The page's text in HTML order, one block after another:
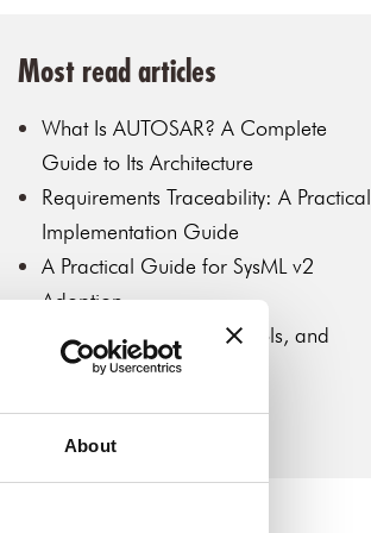
About
Most read articles
What Is AUTOSAR? A Complete
Guide to Its Architecture
Requirements Traceability: A Practical
Implementation Guide
A Practical Guide for SysML v2
Adoption
MBSE: Key Concepts, Tools, and
Industry Applications